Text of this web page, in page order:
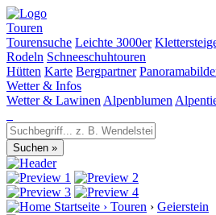
Touren
Tourensuche Leichte 3000er
Rodeln Schneeschuhtouren
Hütten Karte Bergpartner
Wetter & Infos
Wetter & Lawinen Alpenblumen
Startseite › Touren › Geierstein